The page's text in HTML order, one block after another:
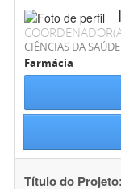
CIÊNCIAS DA SAÚDE
Farmácia
Título do Projeto: